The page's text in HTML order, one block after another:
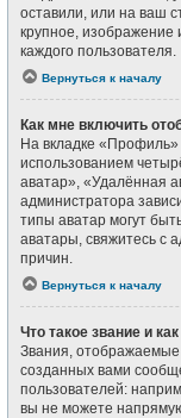
оставили, или на ваш
крупное, изображение
каждого пользователя.
Вернуться к началу
Как мне включить
На вкладке
использованием
аватар», «Удалённая
администратора
типы аватар могут
аватары, свяжитесь с
причин.
Вернуться к началу
Что такое звание и
Звания,
созданных вами
пользователей:
вы не можете